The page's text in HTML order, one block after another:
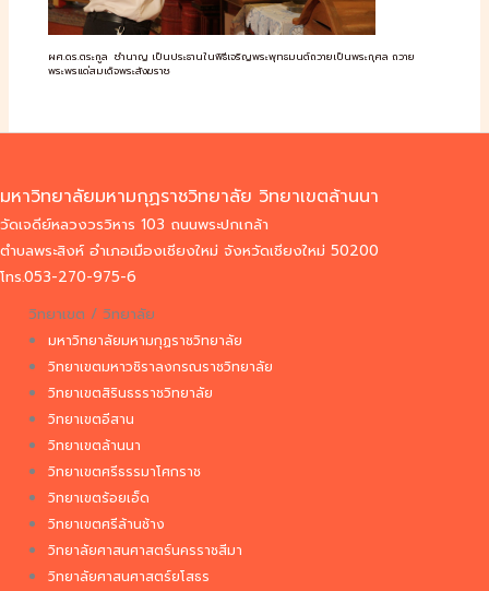
ผศ.ดร.ตระกูล ชำนาญ เป็นประธานในพิธีเจริญพระพุทธมนต์ถวายเป็นพระกุศล ถวาย
พระพรแด่สมเด็จพระสังฆราช
มหาวิทยาลัยมหามกุฏราชวิทยาลัย วิทยาเขตล้านนา
วัดเจดีย์หลวงวรวิหาร 103 ถนนพระปกเกล้า
ตำบลพระสิงห์ อำเภอเมืองเชียงใหม่ จังหวัดเชียงใหม่ 50200
โทร.053-270-975-6
วิทยาเขต / วิทยาลัย
มหาวิทยาลัยมหามกุฏราชวิทยาลัย
วิทยาเขตมหาวชิราลงกรณราชวิทยาลัย
วิทยาเขตสิรินธรราชวิทยาลัย
วิทยาเขตอีสาน
วิทยาเขตล้านนา
วิทยาเขตศรีธรรมาโศกราช
วิทยาเขตร้อยเอ็ด
วิทยาเขตศรีล้านช้าง
วิทยาลัยศาสนศาสตร์นครราชสีมา
วิทยาลัยศาสนศาสตร์ยโสธร